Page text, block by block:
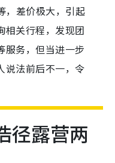
，差价极大，引起
相关行程，发现团
服务，但当进一步
说法前后不一，令
径露营两